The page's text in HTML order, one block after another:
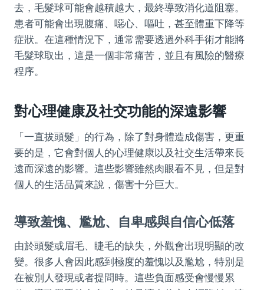
去，毛髮球可能會越積越大，最終導致消化道阻塞。
患者可能會出現腹痛、噁心、嘔吐，甚至體重下降等
症狀。在這種情況下，通常需要透過外科手術才能將
毛髮球取出，這是一個非常痛苦，並且有風險的醫療
程序。
對心理健康及社交功能的深遠影響
「一直拔頭髮」的行為，除了對身體造成傷害，更重
要的是，它會對個人的心理健康以及社交生活帶來長
遠而深遠的影響。這些影響雖然肉眼看不見，但是對
個人的生活品質來說，傷害十分巨大。
導致羞愧、尷尬、自卑感與自信心低落
由於頭髮或眉毛、睫毛的缺失，外觀會出現明顯的改
變。很多人會因此感到極度的羞愧以及尷尬，特別是
在被別人發現或者提問時。這些負面感受會慢慢累